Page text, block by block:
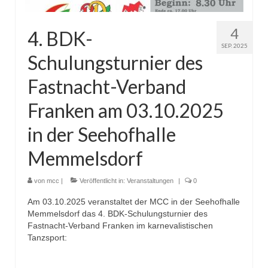
# Session 2022/2023
MCC Gala 2023
Rathaussturm 2023
Sturm auf Landratsamt 2022
Faschingseröffnung 2022/2023
# Session 2021/2022
MCC Sommerfest 2022
Faschingseröffnung 2021/2022
#Session 2020/2021
Memmelsdorf Helau! bei TV1 Franken
(2021)
4
SEP. 2025
4. BDK-
Schulungsturnier des
Fastnacht-Verband
Franken am 03.10.2025
in der Seehofhalle
Memmelsdorf
von mcc Veröffentlicht in: Veranstaltungen 0
Am 03.10.2025 veranstaltet der MCC in der Seehofhalle
Memmelsdorf das 4. BDK-Schulungsturnier des
Fastnacht-Verband Franken im karnevalistischen
Tanzsport: